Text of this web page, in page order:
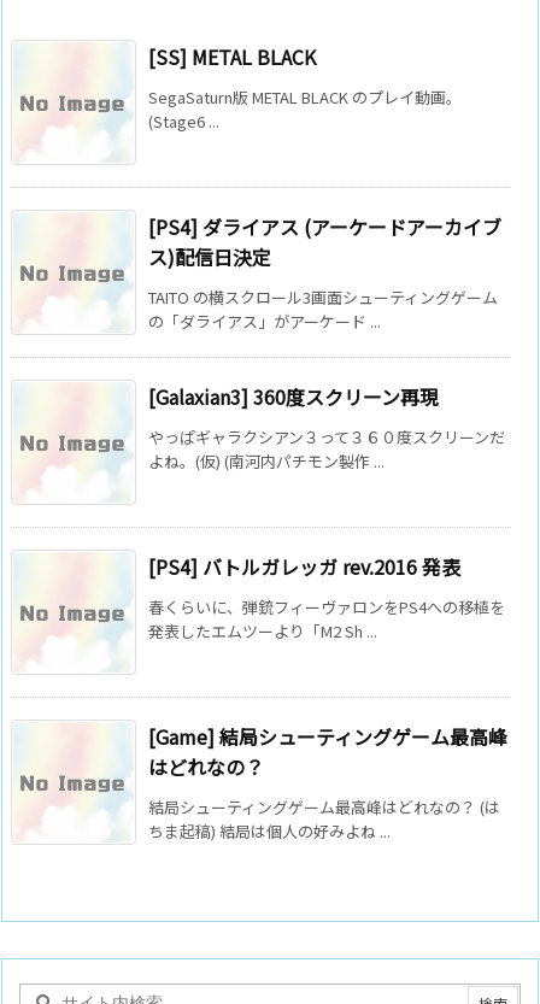
[SS] METAL BLACK
SegaSaturn版 METAL BLACK のプレイ動画。
(Stage6 ...
[PS4] ダライアス (アーケードアーカイブ
ス)配信日決定
TAITO の横スクロール3画面シューティングゲーム
の「ダライアス」がアーケード ...
[Galaxian3] 360度スクリーン再現
やっぱギャラクシアン３って３６０度スクリーンだ
よね。(仮) (南河内パチモン製作 ...
[PS4] バトルガレッガ rev.2016 発表
春くらいに、弾銃フィーヴァロンをPS4への移植を
発表したエムツーより「M2 Sh ...
[Game] 結局シューティングゲーム最高峰
はどれなの？
結局シューティングゲーム最高峰はどれなの？ (は
ちま起稿) 結局は個人の好みよね ...